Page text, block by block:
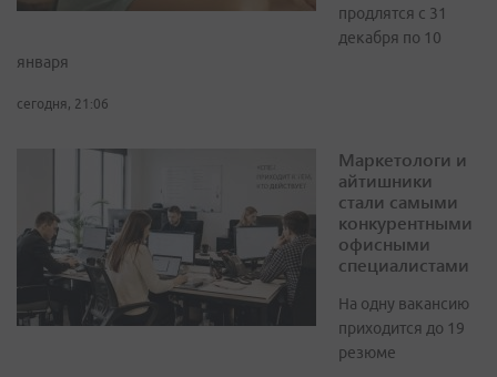
продлятся с 31
декабря по 10
января
сегодня, 21:06
Маркетологи и
айтишники
стали самыми
конкурентными
офисными
специалистами
На одну вакансию
приходится до 19
резюме